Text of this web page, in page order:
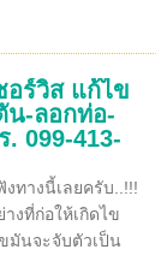
อร์วิส แก้ไข
-ลอกท่อ-
. 099-413-
ทางนี้เลยครับ..!!!
งที่ก่อให้เกิดไข
มันจะจับตัวเป็น